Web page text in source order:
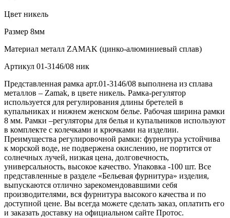
Цвет никель
Размер 8мм
Материал металл ZAMAK (цинко-алюминиевый сплав)
Артикул 01-3146/08 ник
Представленная рамка арт.01-3146/08 выполнена из сплава
металлов – Zamak, в цвете никель. Рамка-регулятор
используется для регулирования длины бретелей в
купальниках и нижнем женском белье. Рабочая ширина рамки
8 мм. Рамки –регуляторы для белья и купальников используют
в комплекте с колечками и крючками на изделии.
Преимущества регулировочной рамки: фурнитура устойчива
к морской воде, не подвержена окислению, не портится от
солнечных лучей, низкая цена, долговечность,
универсальность, высокое качество. Упаковка -100 шт. Все
представленные в разделе «Бельевая фурнитура» изделия,
выпускаются отлично зарекомендовавшими себя
производителями, вся фурнитура высокого качества и по
доступной цене. Вы всегда можете сделать заказ, оплатить его
и заказать доставку на официальном сайте Протос.